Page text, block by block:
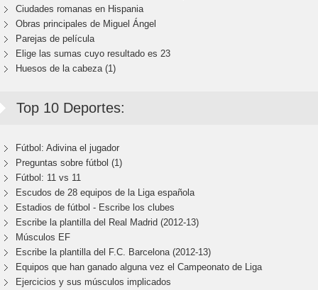
Ciudades romanas en Hispania
Obras principales de Miguel Ángel
Parejas de película
Elige las sumas cuyo resultado es 23
Huesos de la cabeza (1)
Top 10 Deportes:
Fútbol: Adivina el jugador
Preguntas sobre fútbol (1)
Fútbol: 11 vs 11
Escudos de 28 equipos de la Liga española
Estadios de fútbol - Escribe los clubes
Escribe la plantilla del Real Madrid (2012-13)
Músculos EF
Escribe la plantilla del F.C. Barcelona (2012-13)
Equipos que han ganado alguna vez el Campeonato de Liga
Ejercicios y sus músculos implicados